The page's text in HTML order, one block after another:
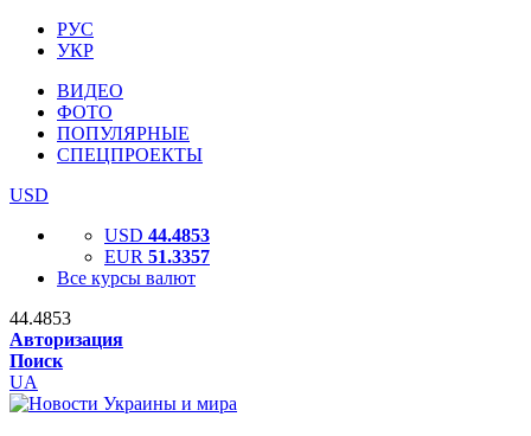
РУС
УКР
ВИДЕО
ФОТО
ПОПУЛЯРНЫЕ
СПЕЦПРОЕКТЫ
USD
USD 44.4853
EUR 51.3357
Все курсы валют
44.4853
Авторизация
Поиск
UA